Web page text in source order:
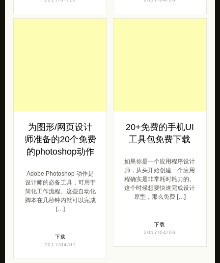
为图形/网页设计
师准备的20个免费
的photoshop动作
Adobe Photoshop 动作是
设计师的必备工具，可用于
简化工作流程。这些自动化
脚本在几秒钟内就可以完成
[…]
下载
2017/04/07
20+免费的手机UI
工具包免费下载
如果你是一个应用程序设计
师，从头开始创建一个应用
程确实是非常耗时耗力的。
这个时候想要快速完成设计
原型，那么免费 […]
下载
2017/04/06